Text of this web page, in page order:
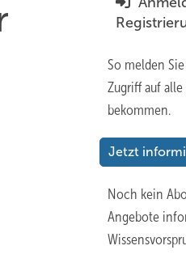
So melden
Zugriff auf
bekommen.
Jetzt
Noch kein
Angebote